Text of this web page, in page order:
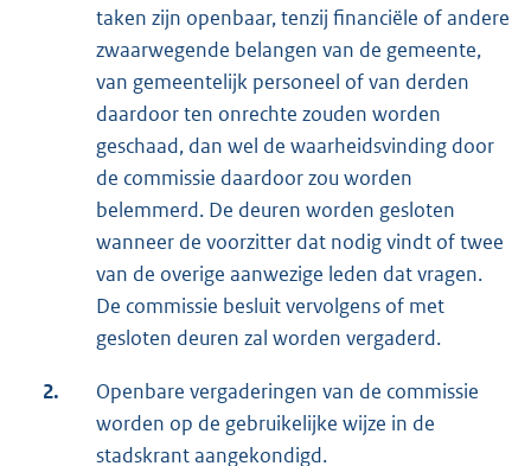
taken zijn openbaar, tenzij financiële of andere
zwaarwegende belangen van de gemeente,
van gemeentelijk personeel of van derden
daardoor ten onrechte zouden worden
geschaad, dan wel de waarheidsvinding door
de commissie daardoor zou worden
belemmerd. De deuren worden gesloten
wanneer de voorzitter dat nodig vindt of twee
van de overige aanwezige leden dat vragen.
De commissie besluit vervolgens of met
gesloten deuren zal worden vergaderd.
2.
Openbare vergaderingen van de commissie
worden op de gebruikelijke wijze in de
stadskrant aangekondigd.